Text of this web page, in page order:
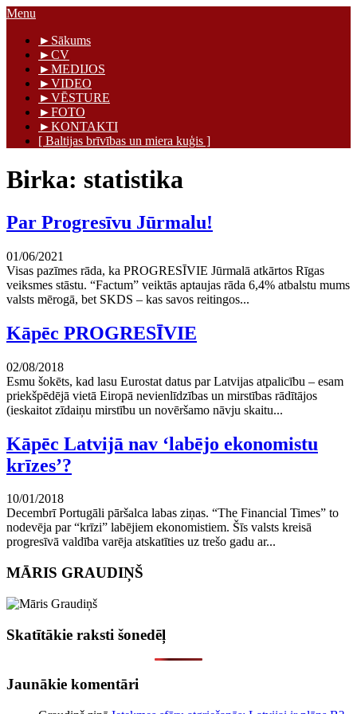
Skip
content
Māris Graudiņš
Menu
►Sākums
►CV
►MEDIJOS
►VIDEO
►VĒSTURE
►FOTO
►KONTAKTI
[ Baltijas brīvības un miera kuģis ]
Birka: statistika
Par Progresīvu Jūrmalu!
01/06/2021
Visas pazīmes rāda, ka PROGRESĪVIE Jūrmalā atkārtos Rīgas
veiksmes stāstu. “Factum” veiktās aptaujas rāda 6,4% atbalstu mums
valsts mērogā, bet SKDS – kas savos reitingos...
Kāpēc PROGRESĪVIE
02/08/2018
Esmu šokēts, kad lasu Eurostat datus par Latvijas atpalicību – esam
priekšpēdējā vietā Eiropā nevienlīdzības un mirstības rādītājos
(ieskaitot zīdaiņu mirstību un novēršamo nāvju skaitu...
Kāpēc Latvijā nav ‘labējo ekonomistu
krīzes’?
10/01/2018
Decembrī Portugāli pāršalca labas ziņas. “The Financial Times” to
nodevēja par “krīzi” labējiem ekonomistiem. Šīs valsts kreisā
progresīvā valdība varēja atskatīties uz trešo gadu ar...
MĀRIS GRAUDIŅŠ
Skatītākie raksti šonedēļ
Jaunākie komentāri